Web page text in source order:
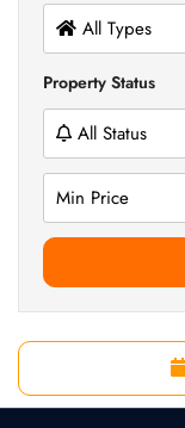
All Types
Property Status
All Status
Min Price